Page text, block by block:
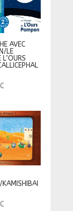
AVEC
LE